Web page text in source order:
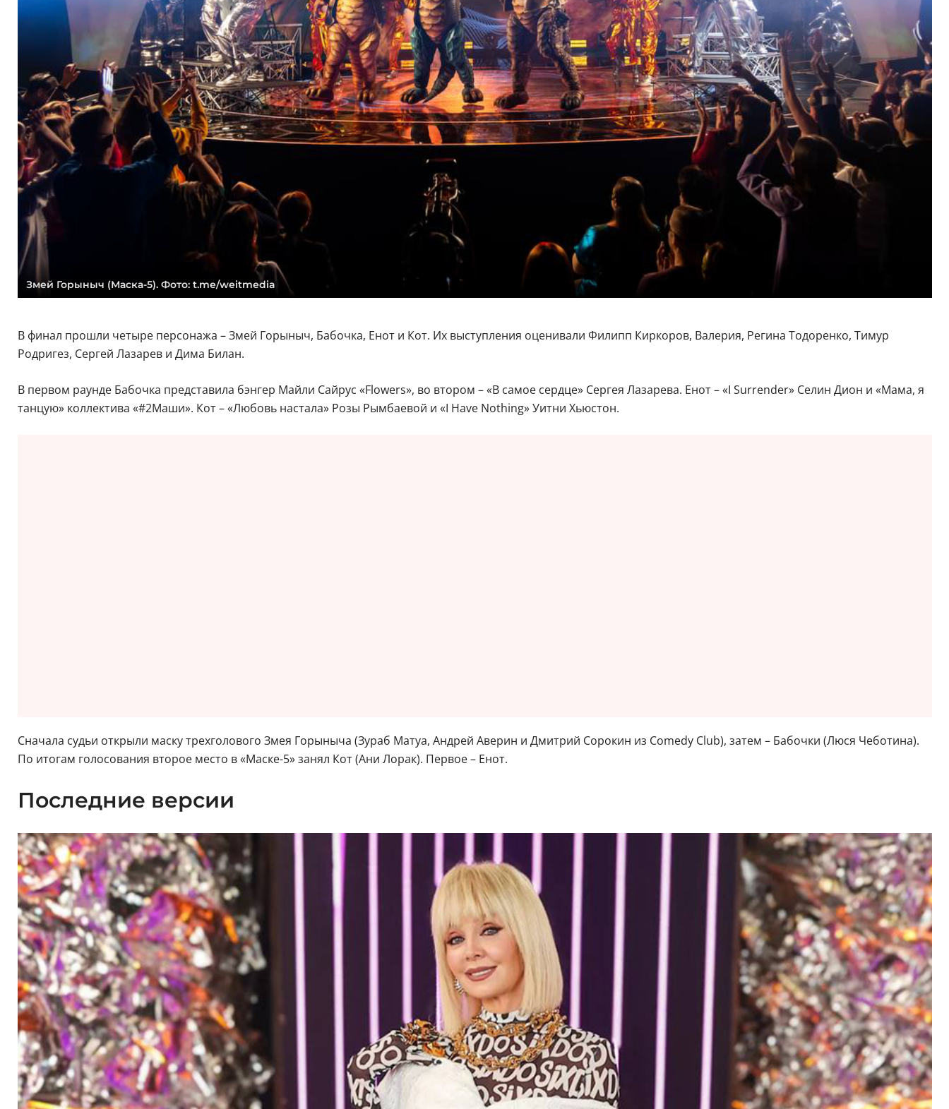
Змей Горыныч (Маска-5). Фото: t.me/weitmedia
В финал прошли четыре персонажа – Змей Горыныч, Бабочка, Енот и Кот. Их выступления оценивали Филипп Киркоров, Валерия, Регина Тодоренко, Тимур
Родригез, Сергей Лазарев и Дима Билан.
В первом раунде Бабочка представила бэнгер Майли Сайрус «Flowers», во втором – «В самое сердце» Сергея Лазарева. Енот – «I Surrender» Селин Дион и «Мама, я
танцую» коллектива «#2Маши». Кот – «Любовь настала» Розы Рымбаевой и «I Have Nothing» Уитни Хьюстон.
Сначала судьи открыли маску трехголового Змея Горыныча (Зураб Матуа, Андрей Аверин и Дмитрий Сорокин из Comedy Club), затем – Бабочки (Люся Чеботина).
По итогам голосования второе место в «Маске-5» занял Кот (Ани Лорак). Первое – Енот.
Последние версии